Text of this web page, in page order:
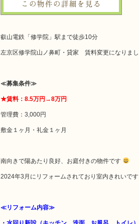
この物件の詳細を見る
叡山電鉄「修学院」駅まで徒歩10分
左京区修学院山ノ鼻町・貸家 賃料変更になりま
≪募集条件≫
★賃料：8.5万円→8万円
管理費：3,000円
敷金１ヶ月・礼金１ヶ月
南向きで陽あたり良好、お庭付きの物件です
2024年3月にリフォームされており室内きれいで
≪リフォーム内容≫